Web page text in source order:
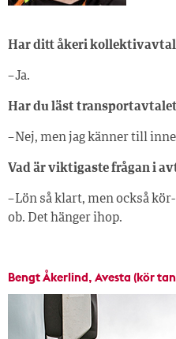
Har ditt åkeri
– Ja.
Har du läst
– Nej, men jag känner till
Vad är viktigaste frågan i
– Lön så klart, men också
ob. Det hänger ihop.
Bengt Åkerlind, Avesta (kör